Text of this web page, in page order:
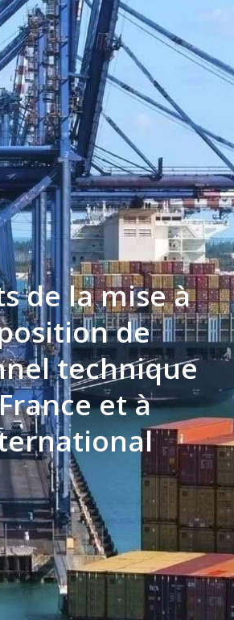
de la mise à
de
technique
et à